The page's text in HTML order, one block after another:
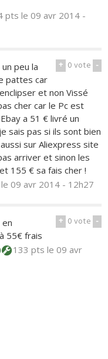
ptsle 09 avr 2014 -
+ 0vote -
peu la
pattes car
et non Vissé
cher car le Pc est
a 51 € livré un
sais pas si ils sont bien
sur Aliexpress site
arriver et sinon les
155 € sa fais cher !
le 09 avr 2014 - 12h27
+ 0vote -
en
55€ frais
133 ptsle 09 avr